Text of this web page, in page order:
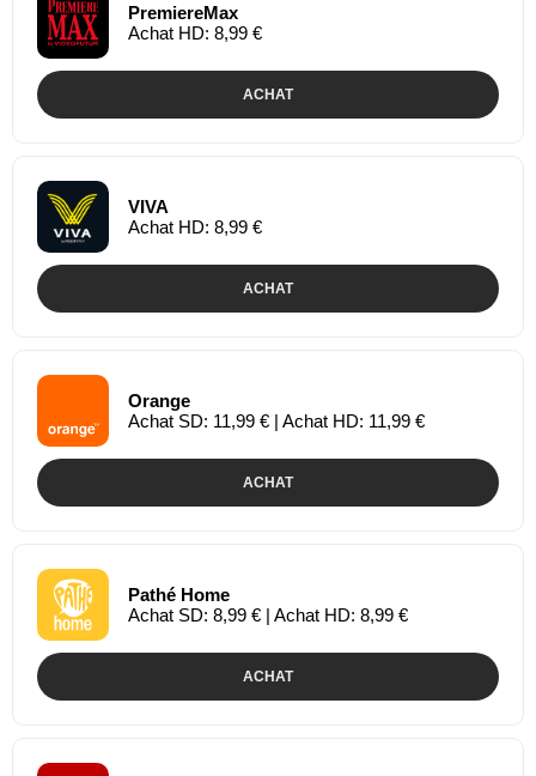
PremiereMax
Achat HD: 8,99 €
ACHAT
VIVA
Achat HD: 8,99 €
ACHAT
Orange
Achat SD: 11,99 € | Achat HD: 11,99 €
ACHAT
Pathé Home
Achat SD: 8,99 € | Achat HD: 8,99 €
ACHAT